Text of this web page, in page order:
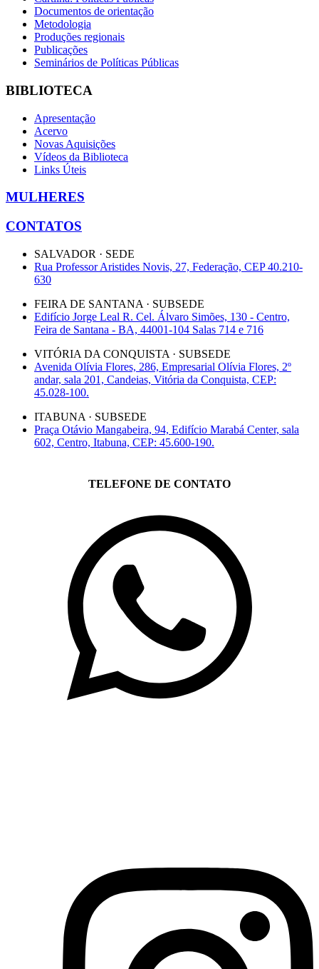
Documentos de orientação
Metodologia
Produções regionais
Publicações
Seminários de Políticas Públicas
BIBLIOTECA
Apresentação
Acervo
Novas Aquisições
Vídeos da Biblioteca
Links Úteis
MULHERES
CONTATOS
SALVADOR · SEDE
Rua Professor Aristides Novis, 27, Federação, CEP 40.210-
630
FEIRA DE SANTANA · SUBSEDE
Edifício Jorge Leal R. Cel. Álvaro Simões, 130 - Centro,
Feira de Santana - BA, 44001-104 Salas 714 e 716
VITÓRIA DA CONQUISTA · SUBSEDE
Avenida Olívia Flores, 286, Empresarial Olívia Flores, 2º
andar, sala 201, Candeias, Vitória da Conquista, CEP:
45.028-100.
ITABUNA · SUBSEDE
Praça Otávio Mangabeira, 94, Edifício Marabá Center, sala
602, Centro, Itabuna, CEP: 45.600-190.
TELEFONE DE CONTATO